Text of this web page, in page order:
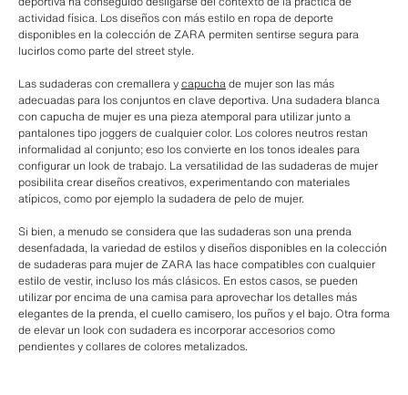
actividad física. Los diseños con más estilo en ropa de deporte
disponibles en la colección de ZARA permiten sentirse segura para
lucirlos como parte del street style.
Las sudaderas con cremallera ycapuchade mujer son las más
adecuadas para los conjuntos en clave deportiva. Una sudadera blanca
con capucha de mujer es una pieza atemporal para utilizar junto a
pantalones tipo joggers de cualquier color. Los colores neutros restan
informalidad al conjunto; eso los convierte en los tonos ideales para
configurar un look de trabajo. La versatilidad de las sudaderas de mujer
posibilita crear diseños creativos, experimentando con materiales
atípicos, como por ejemplo la sudadera de pelo de mujer.
Si bien, a menudo se considera que las sudaderas son una prenda
desenfadada, la variedad de estilos y diseños disponibles en la colección
de sudaderas para mujer de ZARA las hace compatibles con cualquier
estilo de vestir, incluso los más clásicos. En estos casos, se pueden
utilizar por encima de una camisa para aprovechar los detalles más
elegantes de la prenda, el cuello camisero, los puños y el bajo. Otra forma
de elevar un look con sudadera es incorporar accesorios como
pendientes y collares de colores metalizados.